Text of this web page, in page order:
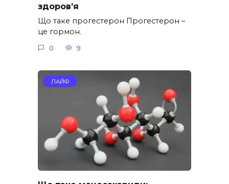
здоров’я
Що таке прогестерон Прогестерон –
це гормон.
0 9
ЛАЙФ